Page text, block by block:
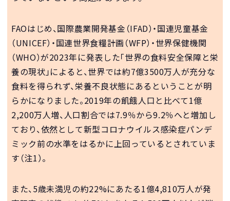
FAOはじめ、国際農業開発基金（IFAD）・国連児童基金
（UNICEF）・国連世界食糧計画（WFP）・世界保健機関
（WHO）が2023年に発表した「世界の食料安全保障と栄
養の現状」によると、世界では約7億3500万人が充分な
食料を得られず、栄養不良状態にあるということが明
らかになりました。2019年の飢餓人口と比べて1億
2,200万人増、人口割合では7.9％から9.2％へと増加し
ており、依然として新型コロナウイルス感染症パンデ
ミック前の水準をはるかに上回っているとされていま
す（注1）。
また、5歳未満児の約22%にあたる1億4,810万人が発